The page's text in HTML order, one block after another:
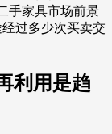
手家具市场前景
过多少次买卖交
利用是趋